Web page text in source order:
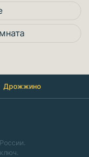
Дрожжино